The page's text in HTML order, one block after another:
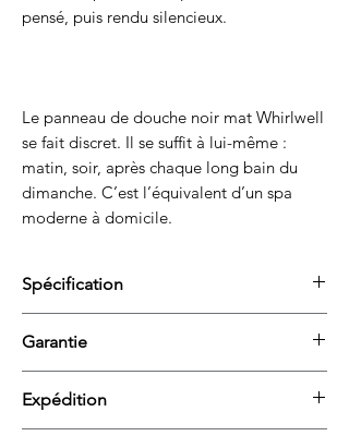
pensé, puis rendu silencieux.
Le panneau de douche noir mat Whirlwell
se fait discret. Il se suffit à lui-même :
matin, soir, après chaque long bain du
dimanche. C’est l’équivalent d’un spa
moderne à domicile.
Spécification
Couleur / Finition
générales
(1345× 300× 80
Garantie
couvrant les défauts de matériaux et de
fabrication.
Expédition